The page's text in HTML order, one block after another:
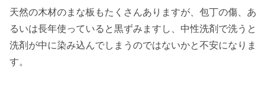
天然の木材のまな板もたくさんありますが、包丁の傷、あ
るいは長年使っていると黒ずみますし、中性洗剤で洗うと
洗剤が中に染み込んでしまうのではないかと不安になりま
す。